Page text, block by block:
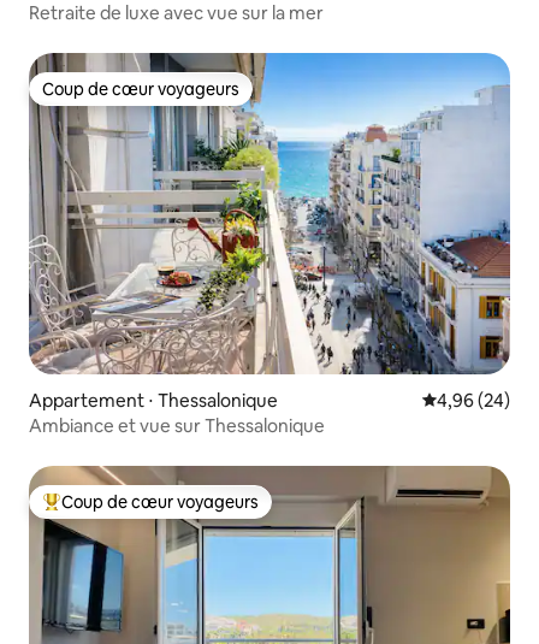
Retraite de luxe avec vue sur la mer
Coup de cœur voyageurs
Coup de cœur voyageurs
Appartement ⋅ Thessalonique Évaluation
4,96 (24)
Ambiance et vue sur Thessalonique
Coups de cœur voyageurs les plus appréciés
Coup de cœur voyageurs